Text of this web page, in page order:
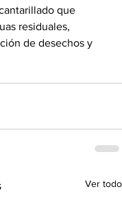
que
residuales,
de desechos y
Ver todo